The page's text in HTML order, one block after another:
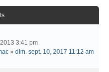
3:41 pm
» dim. sept. 10, 2017 11:12 am